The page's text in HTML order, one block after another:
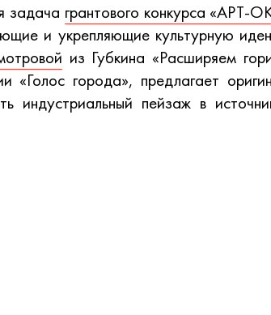
задача грантового конкурса «АРТ-
и укрепляющие культурную
из Губкина «Расширяем
«Голос города», предлагает
индустриальный пейзаж в